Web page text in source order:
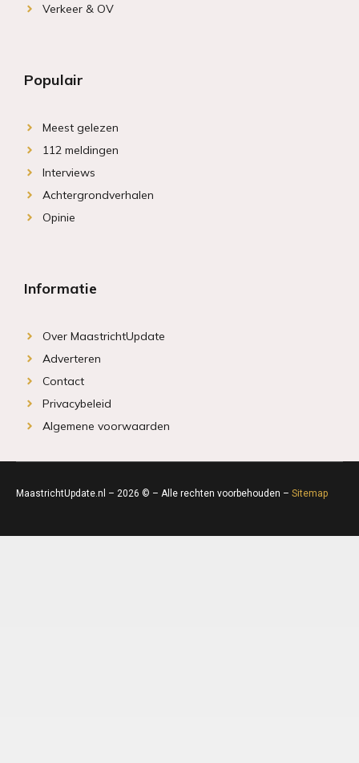
Verkeer & OV
Populair
Meest gelezen
112 meldingen
Interviews
Achtergrondverhalen
Opinie
Informatie
Over MaastrichtUpdate
Adverteren
Contact
Privacybeleid
Algemene voorwaarden
MaastrichtUpdate.nl – 2026 © – Alle rechten voorbehouden – Sitemap